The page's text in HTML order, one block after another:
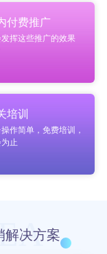
付费推广
挥这些推广的效果
培训
操作简单，免费培训，
止
解决方案